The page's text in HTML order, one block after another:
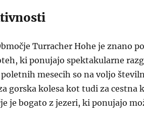
Turracher Hohe je znano
ki ponujajo spektakularne
mesecih so na voljo
gorska kolesa kot tudi za cestna
je bogato z jezeri, ki ponujajo